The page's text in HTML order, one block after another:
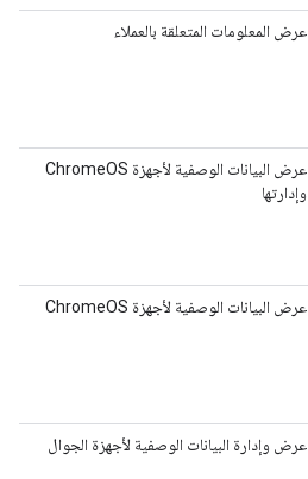
عرض المعلومات المتعلقة بالعملاء
عرض البيانات الوصفية لأجهزة ChromeOS
وإدارتها
عرض البيانات الوصفية لأجهزة ChromeOS
عرض وإدارة البيانات الوصفية لأجهزة الجوال